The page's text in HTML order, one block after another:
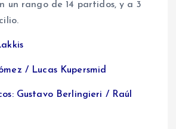
un rango de 14 partidos, y a 3
/ Lucas Kupersmid
Gustavo Berlingieri / Raúl